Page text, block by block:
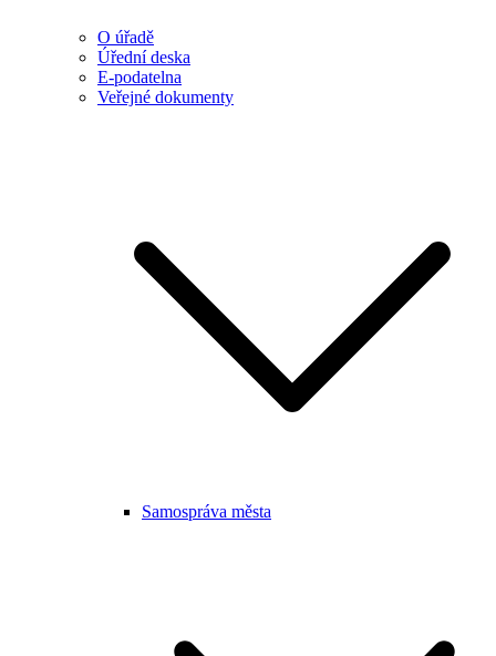
O úřadě
Úřední deska
E-podatelna
Veřejné dokumenty
Samospráva města